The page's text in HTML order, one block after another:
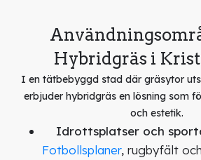
Hybridgräs i
I en tätbebyggd stad där gräsytor
erbjuder hybridgräs en lösning som
och estetik.
Idrottsplatser och
Fotbollsplaner, rugbyfält